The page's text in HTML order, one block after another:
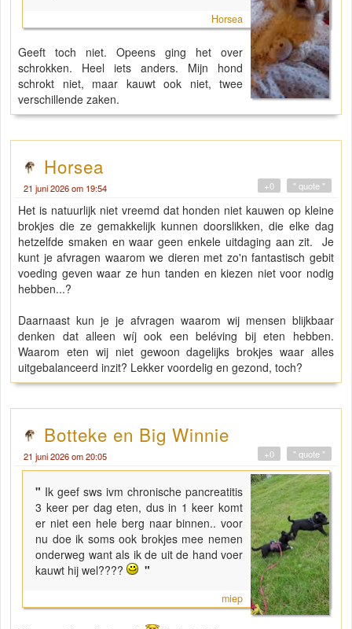
Horsea
Geeft toch niet. Opeens ging het over
schrokken. Heel iets anders. Mijn hond
schrokt niet, maar kauwt ook niet, twee
verschillende zaken.
Horsea
21 juni 2026 om 19:54 " quote "
+0
Het is natuurlijk niet vreemd dat honden niet kauwen op kleine
brokjes die ze gemakkelijk kunnen doorslikken, die elke dag
hetzelfde smaken en waar geen enkele uitdaging aan zit. Je
kunt je afvragen waarom we dieren met zo'n fantastisch gebit
voeding geven waar ze hun tanden en kiezen niet voor nodig
hebben...?
Daarnaast kun je je afvragen waarom wij mensen blijkbaar
denken dat alleen wíj ook een beléving bij eten hebben.
Waarom eten wij niet gewoon dagelijks brokjes waar alles
uitgebalanceerd inzit? Lekker voordelig en gezond, toch?
Botteke en Big Winnie
21 juni 2026 om 20:05 " quote "
+0
" Ik geef sws ivm chronische pancreatitis
3 keer per dag eten, dus in 1 keer komt
er niet een hele berg naar binnen.. voor
nu doe ik soms ook brokjes mee nemen
onderweg want als ik de uit de hand voer
kauwt hij wel????
"
miep